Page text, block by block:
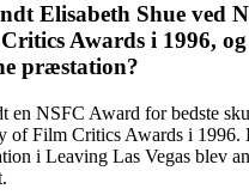
Elisabeth Shue ved
Awards i 1996,
præstation?
en NSFC Award for bedste
of Film Critics Awards i 1996.
i Leaving Las Vegas blev